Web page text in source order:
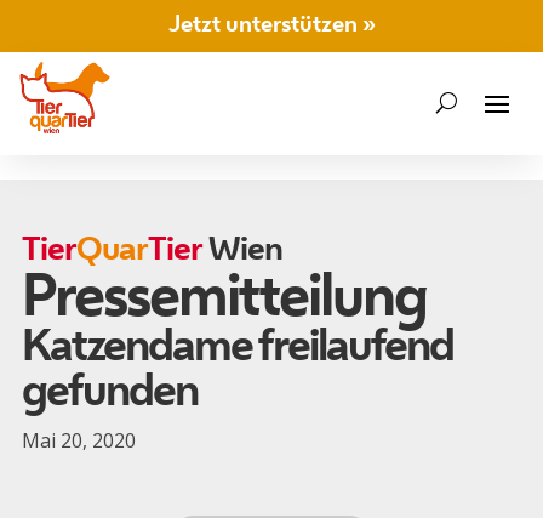
Jetzt unterstützen »
TierQuarTierWien
Pressemitteilung
Katzendame freilaufend
gefunden
Mai 20, 2020